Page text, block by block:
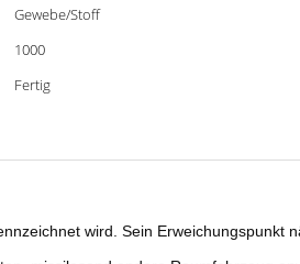
Gewebe/Stoff
1000
Fertig
wird. Sein Erweichungspunkt